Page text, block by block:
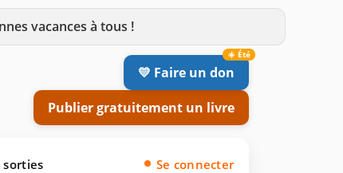
vacances à tous !
💛 Faire un don
Publier gratuitement un livre
sorties Se connecter